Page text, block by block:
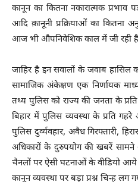
कानून का कितना नकारात्मक प्रभाव
आदि क़ानूनी प्रक्रियाओं का कितना
आज भी औपनिवेशिक काल में जी रही
जाहिर है इन सवालों के जवाब
सामाजिक अंकेक्षण एक निर्णायक
तथ्य पुलिस को राज्य की जनता के
बिहार में पुलिस व्यवस्था के प्रति
पुलिस दुर्व्यवहार, अवैध गिरफ्तारी,
अधिकारों के दुरुपयोग की खबरें
चैनलों पर ऐसी घटनाओं के वीडियो आये
कानून व्यवस्था पर बड़ा प्रश्न चिन्ह लग